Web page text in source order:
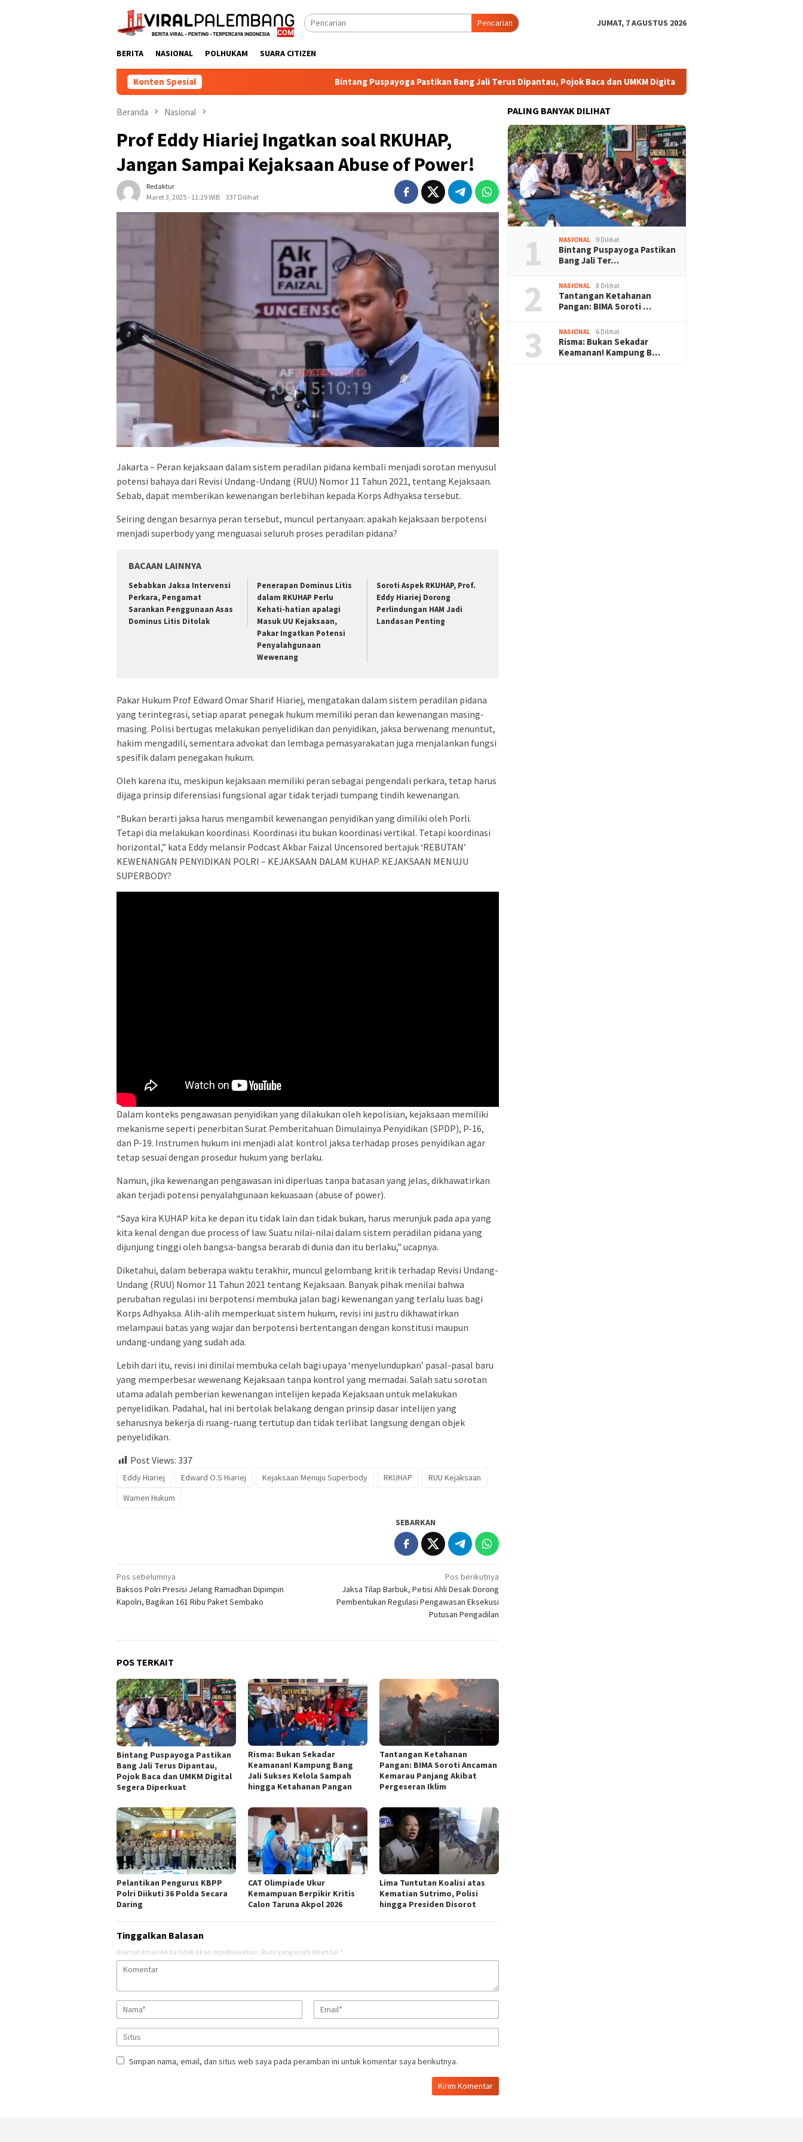
Pencarian JUMAT, 7 AGUSTUS 2026
BERITA NASIONAL POLHUKAM SUARA CITIZEN
Konten Spesial Bintang Puspayoga Pastikan Bang Jali Terus Dipantau, Pojok Baca dan UMKM Digital Segera Diperkuat
Beranda Nasional
Prof Eddy Hiariej Ingatkan soal RKUHAP,
Jangan Sampai Kejaksaan Abuse of Power!
Redaktur
Maret 3, 2025 - 11:29 WIB
337 Dilihat
Jakarta – Peran kejaksaan dalam sistem peradilan pidana kembali menjadi sorotan menyusul
potensi bahaya dari Revisi Undang-Undang (RUU) Nomor 11 Tahun 2021, tentang Kejaksaan.
Sebab, dapat memberikan kewenangan berlebihan kepada Korps Adhyaksa tersebut.
Seiring dengan besarnya peran tersebut, muncul pertanyaan: apakah kejaksaan berpotensi
menjadi superbody yang menguasai seluruh proses peradilan pidana?
BACAAN LAINNYA
Sebabkan Jaksa Intervensi
Perkara, Pengamat
Sarankan Penggunaan Asas
Dominus Litis Ditolak
Penerapan Dominus Litis
dalam RKUHAP Perlu
Kehati-hatian apalagi
Masuk UU Kejaksaan,
Pakar Ingatkan Potensi
Penyalahgunaan
Wewenang
Soroti Aspek RKUHAP, Prof.
Eddy Hiariej Dorong
Perlindungan HAM Jadi
Landasan Penting
Pakar Hukum Prof Edward Omar Sharif Hiariej, mengatakan dalam sistem peradilan pidana
yang terintegrasi, setiap aparat penegak hukum memiliki peran dan kewenangan masing-
masing. Polisi bertugas melakukan penyelidikan dan penyidikan, jaksa berwenang menuntut,
hakim mengadili, sementara advokat dan lembaga pemasyarakatan juga menjalankan fungsi
spesifik dalam penegakan hukum.
Oleh karena itu, meskipun kejaksaan memiliki peran sebagai pengendali perkara, tetap harus
dijaga prinsip diferensiasi fungsional agar tidak terjadi tumpang tindih kewenangan.
“Bukan berarti jaksa harus mengambil kewenangan penyidikan yang dimiliki oleh Porli.
Tetapi dia melakukan koordinasi. Koordinasi itu bukan koordinasi vertikal. Tetapi koordinasi
horizontal,” kata Eddy melansir Podcast Akbar Faizal Uncensored bertajuk ‘REBUTAN’
KEWENANGAN PENYIDIKAN POLRI – KEJAKSAAN DALAM KUHAP. KEJAKSAAN MENUJU
SUPERBODY?
Dalam konteks pengawasan penyidikan yang dilakukan oleh kepolisian, kejaksaan memiliki
mekanisme seperti penerbitan Surat Pemberitahuan Dimulainya Penyidikan (SPDP), P-16,
dan P-19. Instrumen hukum ini menjadi alat kontrol jaksa terhadap proses penyidikan agar
tetap sesuai dengan prosedur hukum yang berlaku.
Namun, jika kewenangan pengawasan ini diperluas tanpa batasan yang jelas, dikhawatirkan
akan terjadi potensi penyalahgunaan kekuasaan (abuse of power).
“Saya kira KUHAP kita ke depan itu tidak lain dan tidak bukan, harus merunjuk pada apa yang
kita kenal dengan due process of law. Suatu nilai-nilai dalam sistem peradilan pidana yang
dijunjung tinggi oleh bangsa-bangsa berarab di dunia dan itu berlaku,” ucapnya.
Diketahui, dalam beberapa waktu terakhir, muncul gelombang kritik terhadap Revisi Undang-
Undang (RUU) Nomor 11 Tahun 2021 tentang Kejaksaan. Banyak pihak menilai bahwa
perubahan regulasi ini berpotensi membuka jalan bagi kewenangan yang terlalu luas bagi
Korps Adhyaksa. Alih-alih memperkuat sistem hukum, revisi ini justru dikhawatirkan
melampaui batas yang wajar dan berpotensi bertentangan dengan konstitusi maupun
undang-undang yang sudah ada.
Lebih dari itu, revisi ini dinilai membuka celah bagi upaya ‘menyelundupkan’ pasal-pasal baru
yang memperbesar wewenang Kejaksaan tanpa kontrol yang memadai. Salah satu sorotan
utama adalah pemberian kewenangan intelijen kepada Kejaksaan untuk melakukan
penyelidikan. Padahal, hal ini bertolak belakang dengan prinsip dasar intelijen yang
seharusnya bekerja di ruang-ruang tertutup dan tidak terlibat langsung dengan objek
penyelidikan.
Post Views: 337
Eddy Hiariej Edward O.S Hiariej Kejaksaan Menuju Superbody RKUHAP
RUU Kejaksaan
Wamen Hukum
SEBARKAN
Navigasi
pos
Pos sebelumnya
Baksos Polri Presisi Jelang Ramadhan Dipimpin
Kapolri, Bagikan 161 Ribu Paket Sembako
Pos berikutnya
Jaksa Tilap Barbuk, Petisi Ahli Desak Dorong
Pembentukan Regulasi Pengawasan Eksekusi
Putusan Pengadilan
POS TERKAIT
Bintang Puspayoga Pastikan
Bang Jali Terus Dipantau,
Pojok Baca dan UMKM Digital
Segera Diperkuat
Risma: Bukan Sekadar
Keamanan! Kampung Bang
Jali Sukses Kelola Sampah
hingga Ketahanan Pangan
Tantangan Ketahanan
Pangan: BIMA Soroti Ancaman
Kemarau Panjang Akibat
Pergeseran Iklim
Pelantikan Pengurus KBPP
Polri Diikuti 36 Polda Secara
Daring
CAT Olimpiade Ukur
Kemampuan Berpikir Kritis
Calon Taruna Akpol 2026
Lima Tuntutan Koalisi atas
Kematian Sutrimo, Polisi
hingga Presiden Disorot
Tinggalkan Balasan
Alamat email Anda tidak akan dipublikasikan. Ruas yang wajib ditandai *
Simpan nama, email, dan situs web saya pada peramban ini untuk komentar saya berikutnya.
PALING BANYAK DILIHAT
1 NASIONAL 9 Dilihat
Bintang Puspayoga Pastikan
Bang Jali Ter…
2 NASIONAL 8 Dilihat
Tantangan Ketahanan
Pangan: BIMA Soroti …
3 NASIONAL 6 Dilihat
Risma: Bukan Sekadar
Keamanan! Kampung B…